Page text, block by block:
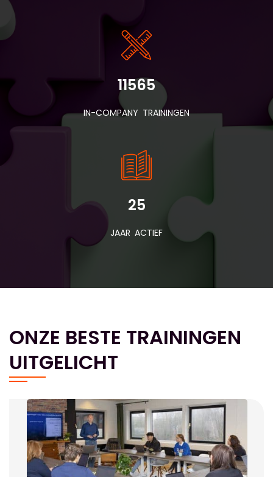
11565
IN-COMPANY TRAININGEN
25
JAAR ACTIEF
ONZE BESTE TRAININGEN
UITGELICHT